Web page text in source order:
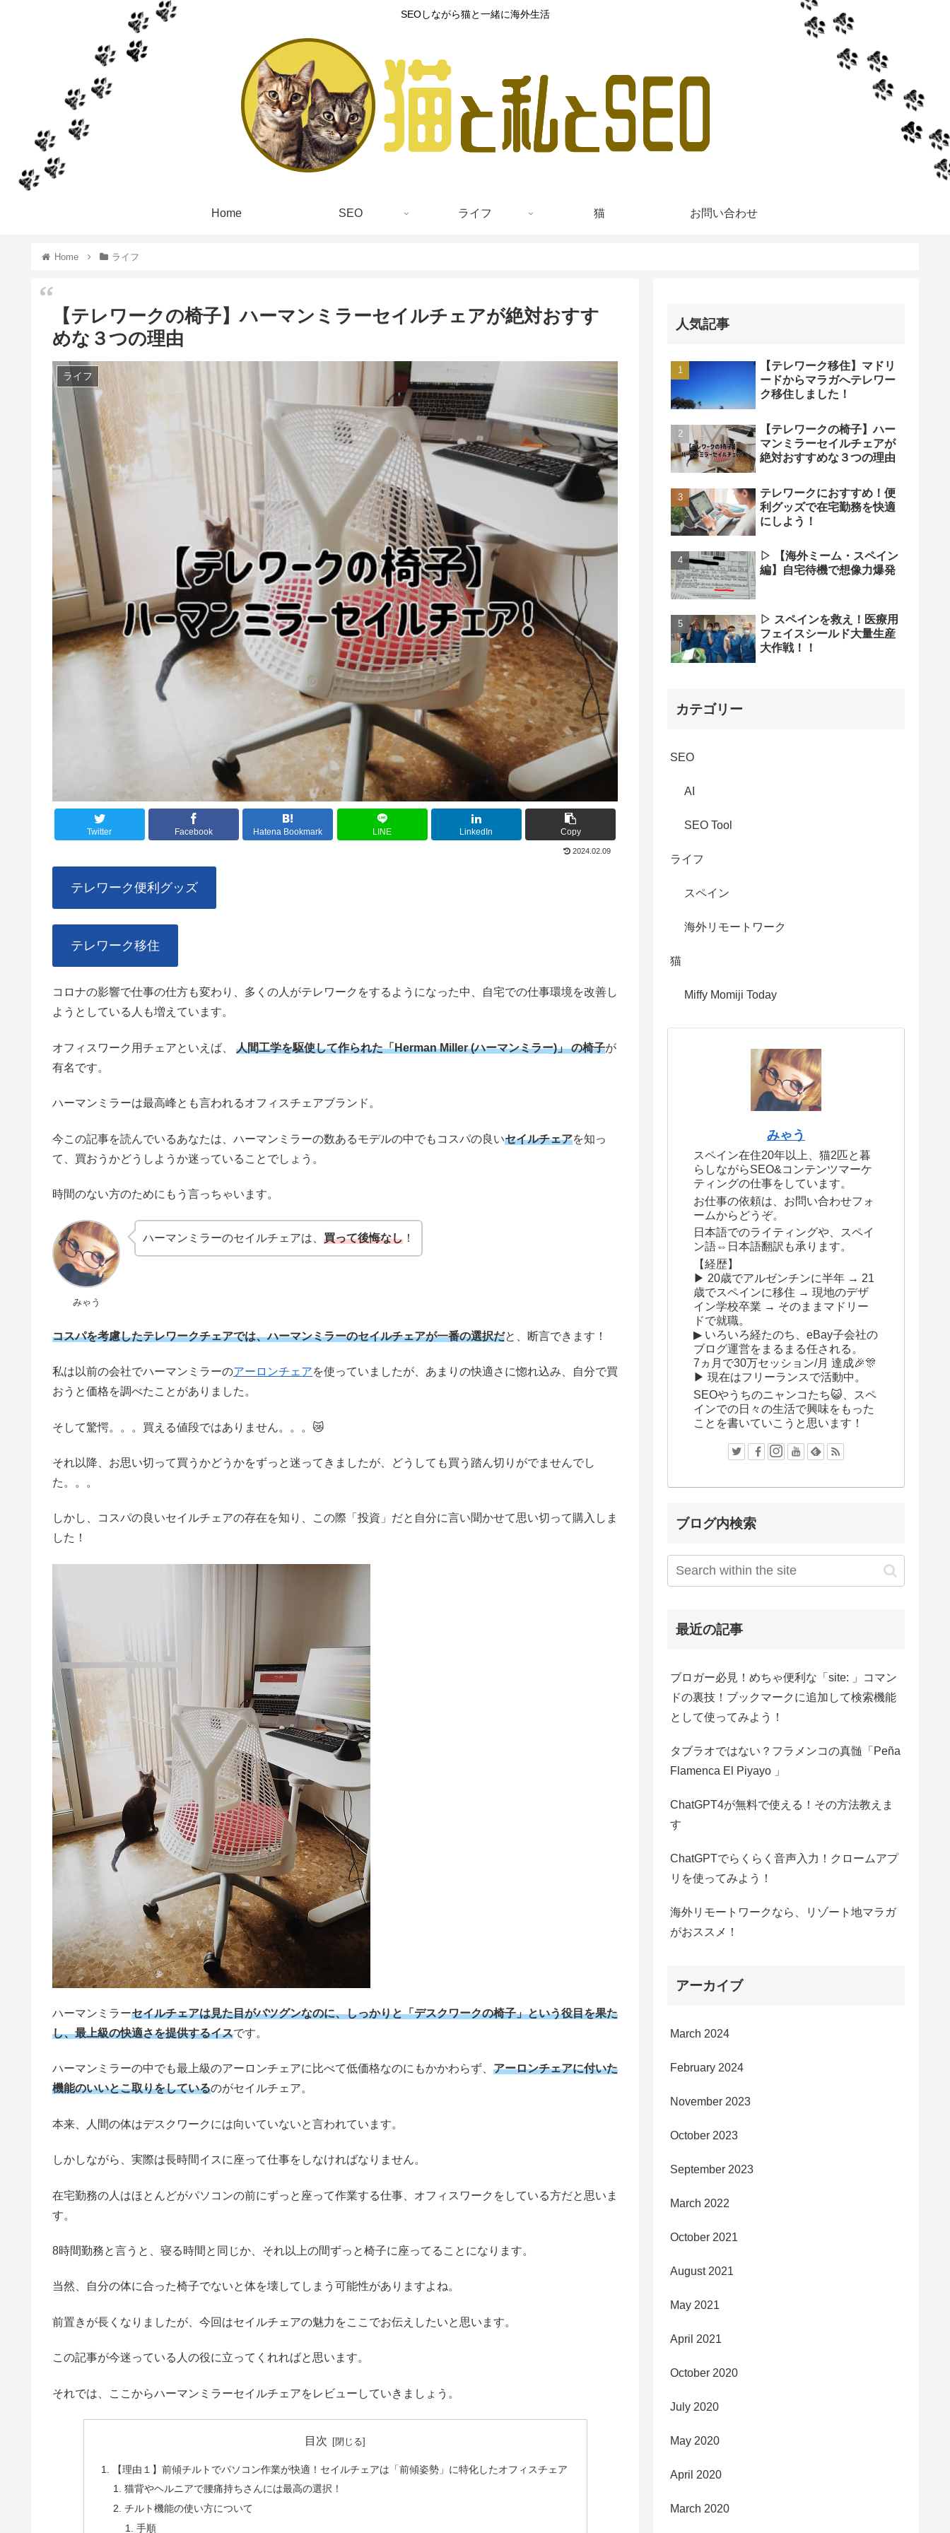
SEOしながら猫と一緒に海外生活
Home SEO ライフ 猫 お問い合わせ
Home ライフ
【テレワークの椅子】ハーマンミラーセイルチェアが絶対おすす
めな３つの理由
ライフ
Twitter Facebook Hatena Bookmark LINE LinkedIn Copy
2024.02.09
テレワーク便利グッズ
テレワーク移住
コロナの影響で仕事の仕方も変わり、多くの人がテレワークをするようになった中、自宅での仕事環境を改善し
ようとしている人も増えています。
オフィスワーク用チェアといえば、 人間工学を駆使して作られた「Herman Miller (ハーマンミラー)」 の椅子が
有名です。
ハーマンミラーは最高峰とも言われるオフィスチェアブランド。
今この記事を読んでいるあなたは、ハーマンミラーの数あるモデルの中でもコスパの良いセイルチェアを知っ
て、買おうかどうしようか迷っていることでしょう。
時間のない方のためにもう言っちゃいます。
みゃう
ハーマンミラーのセイルチェアは、 買って後悔なし ！
コスパを考慮したテレワークチェアでは、ハーマンミラーのセイルチェアが一番の選択だと、断言できます！
私は以前の会社でハーマンミラーのアーロンチェアを使っていましたが、あまりの快適さに惚れ込み、自分で買
おうと価格を調べたことがありました。
そして驚愕。。。買える値段ではありません。。。😿
それ以降、お思い切って買うかどうかをずっと迷ってきましたが、どうしても買う踏ん切りがでませんでし
た。。。
しかし、コスパの良いセイルチェアの存在を知り、この際「投資」だと自分に言い聞かせて思い切って購入しま
した！
ハーマンミラーセイルチェアは見た目がバツグンなのに、しっかりと「デスクワークの椅子」という役目を果た
し、最上級の快適さを提供するイスです。
ハーマンミラーの中でも最上級のアーロンチェアに比べて低価格なのにもかかわらず、 アーロンチェアに付いた
機能のいいとこ取りをしているのがセイルチェア。
本来、人間の体はデスクワークには向いていないと言われています。
しかしながら、実際は長時間イスに座って仕事をしなければなりません。
在宅勤務の人はほとんどがパソコンの前にずっと座って作業する仕事、オフィスワークをしている方だと思いま
す。
8時間勤務と言うと、寝る時間と同じか、それ以上の間ずっと椅子に座ってることになります。
当然、自分の体に合った椅子でないと体を壊してしまう可能性がありますよね。
前置きが長くなりましたが、今回はセイルチェアの魅力をここでお伝えしたいと思います。
この記事が今迷っている人の役に立ってくれればと思います。
それでは、ここからハーマンミラーセイルチェアをレビューしていきましょう。
目次
【理由１】前傾チルトでパソコン作業が快適！セイルチェアは「前傾姿勢」に特化したオフィスチェア
猫背やヘルニアで腰痛持ちさんには最高の選択！
チルト機能の使い方について
手順
人気記事
【テレワーク移住】マドリ
ードからマラガへテレワー
ク移住しました！
【テレワークの椅子】ハー
マンミラーセイルチェアが
絶対おすすめな３つの理由
テレワークにおすすめ！便
利グッズで在宅勤務を快適
にしよう！
▷ 【海外ミーム・スペイン
編】自宅待機で想像力爆発
▷ スペインを救え！医療用
フェイスシールド大量生産
大作戦！！
カテゴリー
SEO
AI
SEO Tool
ライフ
スペイン
海外リモートワーク
猫
Miffy Momiji Today
みゃう
スペイン在住20年以上、猫2匹と暮
らしながらSEO&コンテンツマーケ
ティングの仕事をしています。
お仕事の依頼は、お問い合わせフォ
ームからどうぞ。
日本語でのライティングや、スペイ
ン語⇔日本語翻訳も承ります。
【経歴】
▶ 20歳でアルゼンチンに半年 → 21
歳でスペインに移住 → 現地のデザ
イン学校卒業 → そのままマドリー
ドで就職。
▶ いろいろ経たのち、eBay子会社の
ブログ運営をまるまる任される。
7ヵ月で30万セッション/月 達成🎉🎊
▶ 現在はフリーランスで活動中。
SEOやうちのニャンコたち😺、スペ
インでの日々の生活で興味をもった
ことを書いていこうと思います！
ブログ内検索
最近の記事
ブロガー必見！めちゃ便利な「site: 」コマン
ドの裏技！ブックマークに追加して検索機能
として使ってみよう！
タブラオではない？フラメンコの真髄「Peña
Flamenca El Piyayo 」
ChatGPT4が無料で使える！その方法教えま
す
ChatGPTでらくらく音声入力！クロームアプ
リを使ってみよう！
海外リモートワークなら、リゾート地マラガ
がおススメ！
アーカイブ
March 2024
February 2024
November 2023
October 2023
September 2023
March 2022
October 2021
August 2021
May 2021
April 2021
October 2020
July 2020
May 2020
April 2020
March 2020